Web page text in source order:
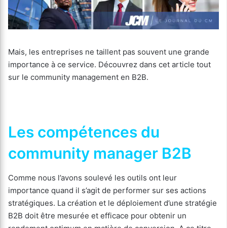
Mais, les entreprises ne taillent pas souvent une grande
importance à ce service. Découvrez dans cet article tout
sur le community management en B2B.
Les compétences du
community manager B2B
Comme nous l’avons soulevé les outils ont leur
importance quand il s’agit de performer sur ses actions
stratégiques. La création et le déploiement d’une stratégie
B2B doit être mesurée et efficace pour obtenir un